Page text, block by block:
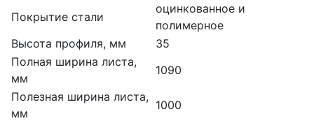
Покрытие стали
оцинкованное и
полимерное
Высота профиля, мм
35
Полная ширина листа,
мм
1090
Полезная ширина листа,
мм
1000